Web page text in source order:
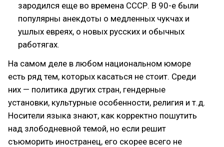
зародился еще во времена СССР. В 90-е были
популярны анекдоты о медленных чукчах и
ушлых евреях, о новых русских и обычных
работягах.
На самом деле в любом национальном юморе
есть ряд тем, которых касаться не стоит. Среди
них — политика других стран, гендерные
установки, культурные особенности, религия и т.д.
Носители языка знают, как корректно пошутить
над злободневной темой, но если решит
съюморить иностранец, его скорее всего не